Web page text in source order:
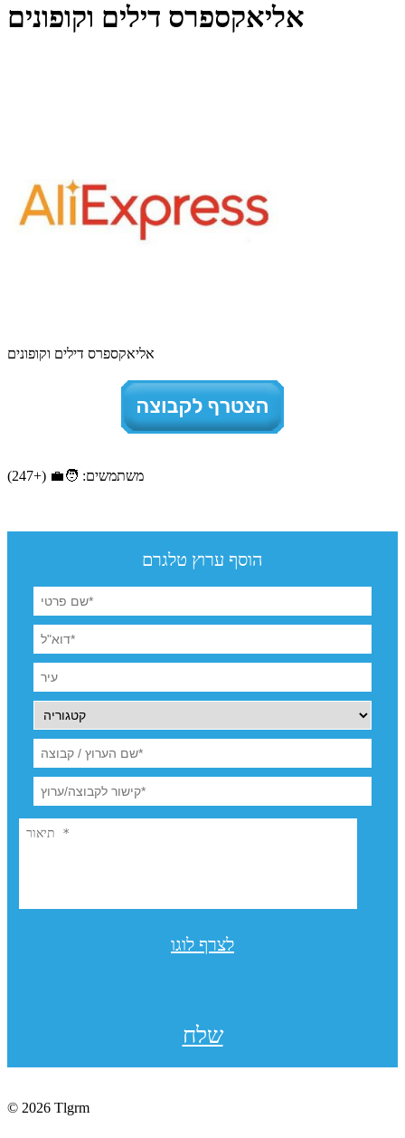
אליאקספרס דילים וקופונים
אליאקספרס דילים וקופונים
משתמשים: 🧑‍💼 (+247)
הוסף ערוץ טלגרם
לצרף לוגו
שלח
© 2026 Tlgrm